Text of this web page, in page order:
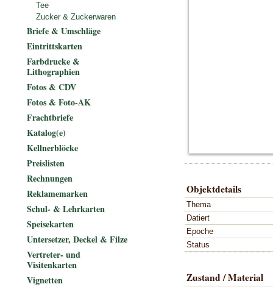
Objektdetails
Thema
Datiert
Epoche
Status
Zustand / Material
Tee
Zucker & Zuckerwaren
Briefe & Umschläge
Eintrittskarten
Farbdrucke &
Lithographien
Fotos & CDV
Fotos & Foto-AK
Frachtbriefe
Katalog(e)
Kellnerblöcke
Preislisten
Rechnungen
Reklamemarken
Schul- & Lehrkarten
Speisekarten
Untersetzer, Deckel & Filze
Vertreter- und
Visitenkarten
Vignetten